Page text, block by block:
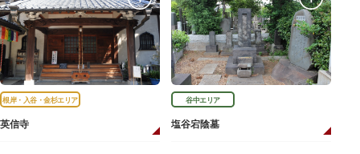
根岸・入谷・金杉エリア
英信寺
谷中エリア
塩谷宕陰墓